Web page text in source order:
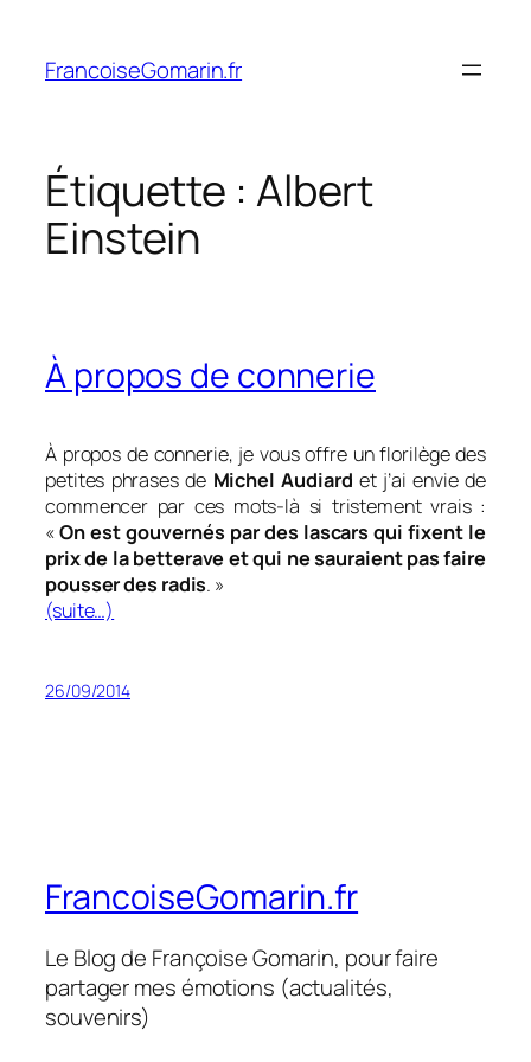
contenu
FrancoiseGomarin.fr
Étiquette : Albert
Einstein
À propos de connerie
À propos de connerie, je vous offre un florilège des
petites phrases de Michel Audiard et j’ai envie de
commencer par ces mots-là si tristement vrais :
«On est gouvernés par des lascars qui fixent le
prix de la betterave et qui ne sauraient pas faire
pousser des radis. »
(suite…)
26/09/2014
FrancoiseGomarin.fr
Le Blog de Françoise Gomarin, pour faire
partager mes émotions (actualités,
souvenirs)